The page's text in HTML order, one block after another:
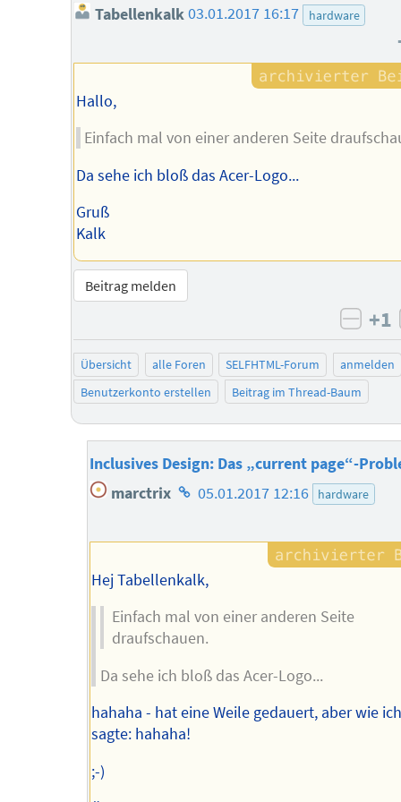
Tabellenkalk03.01.2017 16:17 hardware
Hallo,
Einfach mal von einer anderen Seite
Da sehe ich bloß das Acer-Logo...
Gruß
Kalk
Beitrag melden
+1
Übersicht alle Foren SELFHTML-Forum
anmelden
Benutzerkonto erstellen
Beitrag im Thread-Baum
Inclusives Design: Das „current page“-
marctrix Homepage
Autors
05.01.2017 12:16 hardware
Hej Tabellenkalk,
Einfach mal von einer anderen Seite
draufschauen.
Da sehe ich bloß das Acer-Logo...
hahaha - hat eine Weile gedauert, aber wie
sagte: hahaha!
;-)